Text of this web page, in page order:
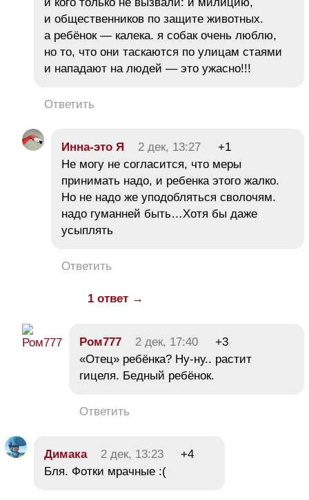
и кого только не вызвали: и милицию,
и общественников по защите животных.
а ребёнок — калека. я собак очень люблю,
но то, что они таскаются по улицам стаями
и нападают на людей — это ужасно!!!
Ответить
Инна-это Я 2 дек, 13:27
+1
Не могу не согласится, что меры
принимать надо, и ребенка этого жалко.
Но не надо же уподобляться сволочям.
надо гуманней быть…Хотя бы даже
усыплять
Ответить
1 ответ →
Ром777 2 дек, 17:40
+3
«Отец» ребёнка? Ну-ну.. растит
гицеля. Бедный ребёнок.
Ответить
Димака 2 дек, 13:23
+4
Бля. Фотки мрачные :(